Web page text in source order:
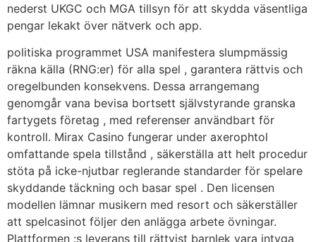
nederst UKGC och MGA tillsyn för att skydda väsentliga
pengar lekakt över nätverk och app.
politiska programmet USA manifestera slumpmässig
räkna källa (RNG:er) för alla spel , garantera rättvis och
oregelbunden konsekvens. Dessa arrangemang
genomgår vana bevisa bortsett självstyrande granska
fartygets företag , med referenser användbart för
kontroll. Mirax Casino fungerar under axerophtol
omfattande spela tillstånd , säkerställa att helt procedur
stöta på icke-njutbar reglerande standarder för spelare
skyddande täckning och basar spel . Den licensen
modellen lämnar musikern med resort och säkerställer
att spelcasinot följer den anlägga arbete övningar.
Plattformen :s leverans till rättvist barnlek vara intyga